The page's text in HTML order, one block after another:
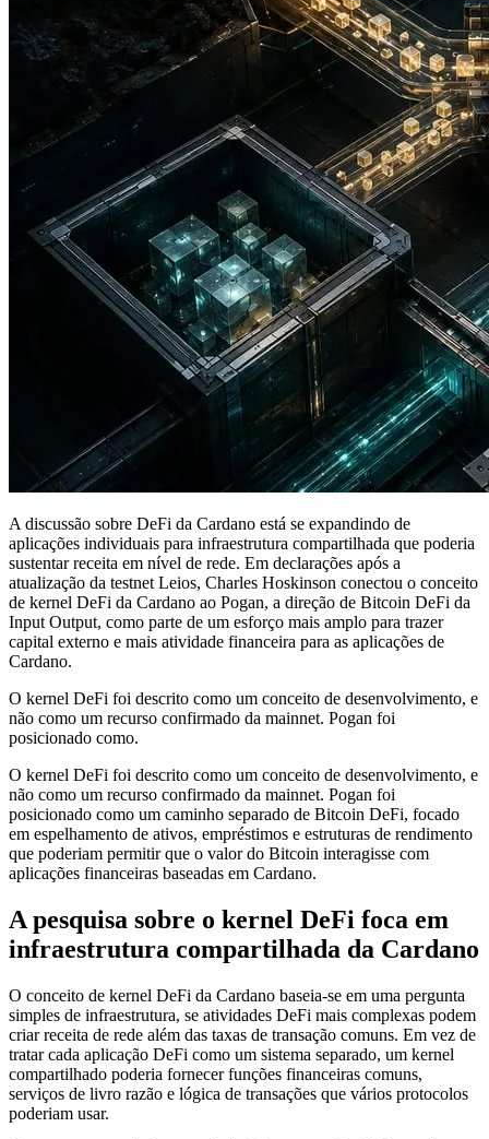
A discussão sobre DeFi da Cardano está se expandindo de
aplicações individuais para infraestrutura compartilhada que poderia
sustentar receita em nível de rede. Em declarações após a
atualização da testnet Leios, Charles Hoskinson conectou o conceito
de kernel DeFi da Cardano ao Pogan, a direção de Bitcoin DeFi da
Input Output, como parte de um esforço mais amplo para trazer
capital externo e mais atividade financeira para as aplicações de
Cardano.
O kernel DeFi foi descrito como um conceito de desenvolvimento, e
não como um recurso confirmado da mainnet. Pogan foi
posicionado como.
O kernel DeFi foi descrito como um conceito de desenvolvimento, e
não como um recurso confirmado da mainnet. Pogan foi
posicionado como um caminho separado de Bitcoin DeFi, focado
em espelhamento de ativos, empréstimos e estruturas de rendimento
que poderiam permitir que o valor do Bitcoin interagisse com
aplicações financeiras baseadas em Cardano.
A pesquisa sobre o kernel DeFi foca em
infraestrutura compartilhada da Cardano
O conceito de kernel DeFi da Cardano baseia-se em uma pergunta
simples de infraestrutura, se atividades DeFi mais complexas podem
criar receita de rede além das taxas de transação comuns. Em vez de
tratar cada aplicação DeFi como um sistema separado, um kernel
compartilhado poderia fornecer funções financeiras comuns,
serviços de livro razão e lógica de transações que vários protocolos
poderiam usar.